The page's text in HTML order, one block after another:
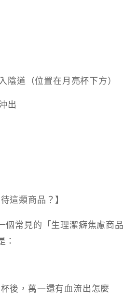
陰道（位置在月亮杯下方）
出
這類商品？】
個常見的「生理潔癖焦慮商品
：
杯後，萬一還有血流出怎麼